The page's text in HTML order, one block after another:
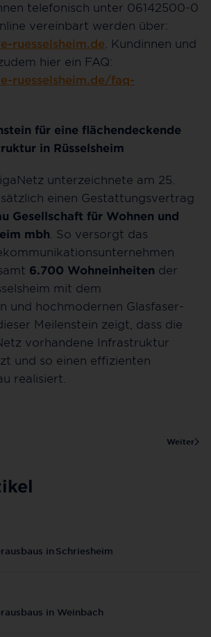
telefonisch unter 06142500-0
vereinbart werden über:
ruesselsheim.de . Kundinnen und
hier ein FAQ:
ruesselsheim.de/faq-
für eine flächendeckende
in Rüsselsheim
unterzeichnete am 25.
einen Gestattungsvertrag
Gesellschaft für Wohnen und
mbh . So versorgt das
6.700 Wohneinheiten der
mit dem
und hochmodernen Glasfaser-
Meilenstein zeigt, dass die
vorhandene Infrastruktur
und so einen effizienten
realisiert.
Weiter
in Schriesheim
in Weinbach